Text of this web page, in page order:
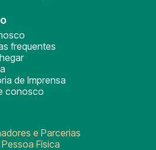
frequentes
de Imprensa
conosco
e Parcerias
Física